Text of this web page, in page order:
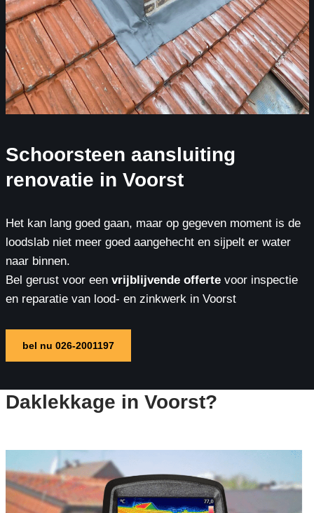
Schoorsteen aansluiting
renovatie in Voorst
Het kan lang goed gaan, maar op gegeven moment is de
loodslab niet meer goed aangehecht en sijpelt er water
naar binnen.
Bel gerust voor eenvrijblijvende offertevoor inspectie
en reparatie van lood- en zinkwerk in Voorst
bel nu 026-2001197
Daklekkage in Voorst?